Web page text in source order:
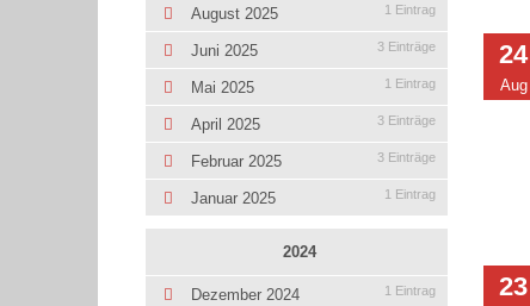
24
Aug
23
August 2025 1 Eintrag
Juni 2025 3 Einträge
Mai 2025 1 Eintrag
April 2025 3 Einträge
Februar 2025 3 Einträge
Januar 2025 1 Eintrag
2024
Dezember 2024 1 Eintrag